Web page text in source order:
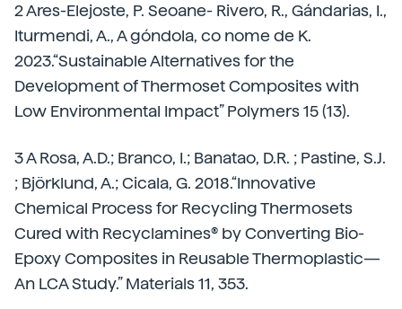
2 Ares-Elejoste, P. Seoane- Rivero, R., Gándarias, I.,
Iturmendi, A., A góndola, co nome de K.
2023.“Sustainable Alternatives for the
Development of Thermoset Composites with
Low Environmental Impact” Polymers 15 (13).
3 A Rosa, A.D.; Branco, I.; Banatao, D.R. ; Pastine, S.J.
; Björklund, A.; Cicala, G. 2018.“Innovative
Chemical Process for Recycling Thermosets
Cured with Recyclamines® by Converting Bio-
Epoxy Composites in Reusable Thermoplastic—
An LCA Study.” Materials 11, 353.